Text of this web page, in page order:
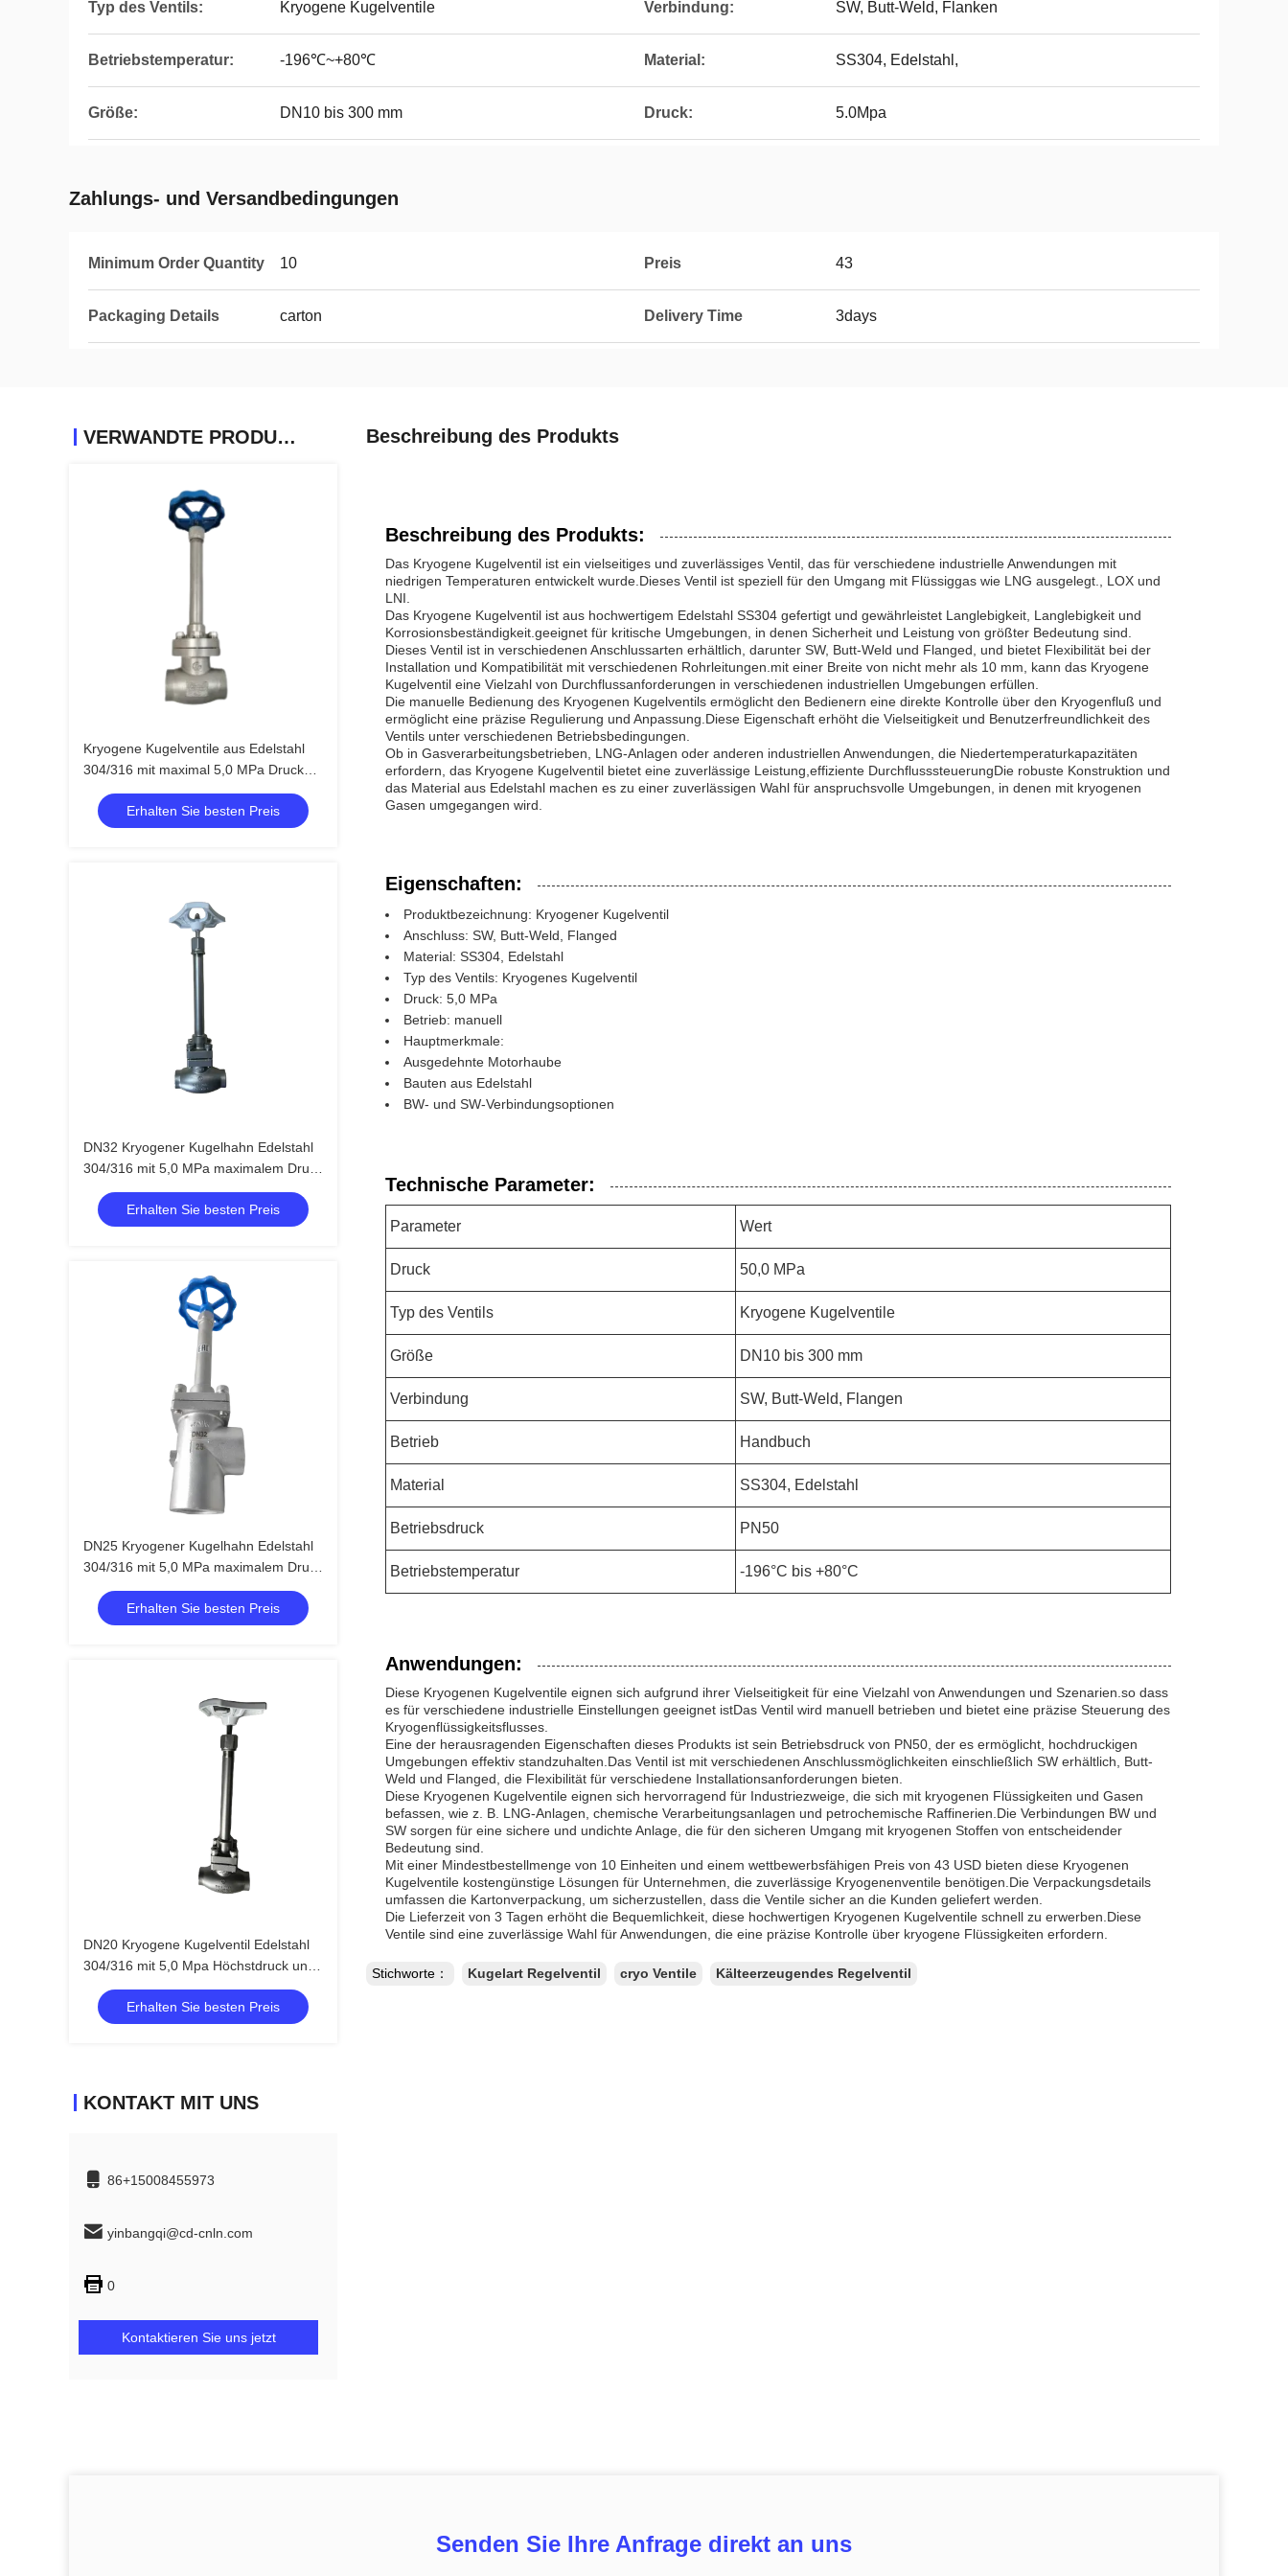
Typ des Ventils: Kryogene Kugelventile Verbindung: SW, Butt-Weld, Flanken
Betriebstemperatur: -196℃~+80℃ Material: SS304, Edelstahl,
Größe: DN10 bis 300 mm Druck: 5.0Mpa
Zahlungs- und Versandbedingungen
Minimum Order Quantity 10 Preis 43
Packaging Details carton Delivery Time 3days
VERWANDTE PRODUKTE
Kryogene Kugelventile aus Edelstahl
304/316 mit maximal 5,0 MPa Druck
und einem Temperaturbereich von
-196 °C bis +80 °C
Erhalten Sie besten Preis
DN32 Kryogener Kugelhahn Edelstahl
304/316 mit 5,0 MPa maximalem Druck
und -196 °C bis +80 °C
Temperaturbereich
Erhalten Sie besten Preis
DN25 Kryogener Kugelhahn Edelstahl
304/316 mit 5,0 MPa maximalem Druck
und -196 °C bis +80 °C
Temperaturbereich
Erhalten Sie besten Preis
DN20 Kryogene Kugelventil Edelstahl
304/316 mit 5,0 Mpa Höchstdruck und
Temperaturbereich von -196 °C bis +80
°C für LNG LOX LIN LAR
Anwendungen
Erhalten Sie besten Preis
KONTAKT MIT UNS
86+15008455973
yinbangqi@cd-cnln.com
0
Kontaktieren Sie uns jetzt
Beschreibung des Produkts
Beschreibung des Produkts:
Das Kryogene Kugelventil ist ein vielseitiges und zuverlässiges Ventil, das für verschiedene industrielle Anwendungen mit
niedrigen Temperaturen entwickelt wurde.Dieses Ventil ist speziell für den Umgang mit Flüssiggas wie LNG ausgelegt., LOX und
LNI.
Das Kryogene Kugelventil ist aus hochwertigem Edelstahl SS304 gefertigt und gewährleistet Langlebigkeit, Langlebigkeit und
Korrosionsbeständigkeit.geeignet für kritische Umgebungen, in denen Sicherheit und Leistung von größter Bedeutung sind.
Dieses Ventil ist in verschiedenen Anschlussarten erhältlich, darunter SW, Butt-Weld und Flanged, und bietet Flexibilität bei der
Installation und Kompatibilität mit verschiedenen Rohrleitungen.mit einer Breite von nicht mehr als 10 mm, kann das Kryogene
Kugelventil eine Vielzahl von Durchflussanforderungen in verschiedenen industriellen Umgebungen erfüllen.
Die manuelle Bedienung des Kryogenen Kugelventils ermöglicht den Bedienern eine direkte Kontrolle über den Kryogenfluß und
ermöglicht eine präzise Regulierung und Anpassung.Diese Eigenschaft erhöht die Vielseitigkeit und Benutzerfreundlichkeit des
Ventils unter verschiedenen Betriebsbedingungen.
Ob in Gasverarbeitungsbetrieben, LNG-Anlagen oder anderen industriellen Anwendungen, die Niedertemperaturkapazitäten
erfordern, das Kryogene Kugelventil bietet eine zuverlässige Leistung,effiziente DurchflusssteuerungDie robuste Konstruktion und
das Material aus Edelstahl machen es zu einer zuverlässigen Wahl für anspruchsvolle Umgebungen, in denen mit kryogenen
Gasen umgegangen wird.
Eigenschaften:
Produktbezeichnung: Kryogener Kugelventil
Anschluss: SW, Butt-Weld, Flanged
Material: SS304, Edelstahl
Typ des Ventils: Kryogenes Kugelventil
Druck: 5,0 MPa
Betrieb: manuell
Hauptmerkmale:
Ausgedehnte Motorhaube
Bauten aus Edelstahl
BW- und SW-Verbindungsoptionen
Technische Parameter:
Parameter Wert
Druck 50,0 MPa
Typ des Ventils Kryogene Kugelventile
Größe DN10 bis 300 mm
Verbindung SW, Butt-Weld, Flangen
Betrieb Handbuch
Material SS304, Edelstahl
Betriebsdruck PN50
Betriebstemperatur -196°C bis +80°C
Anwendungen:
Diese Kryogenen Kugelventile eignen sich aufgrund ihrer Vielseitigkeit für eine Vielzahl von Anwendungen und Szenarien.so dass
es für verschiedene industrielle Einstellungen geeignet istDas Ventil wird manuell betrieben und bietet eine präzise Steuerung des
Kryogenflüssigkeitsflusses.
Eine der herausragenden Eigenschaften dieses Produkts ist sein Betriebsdruck von PN50, der es ermöglicht, hochdruckigen
Umgebungen effektiv standzuhalten.Das Ventil ist mit verschiedenen Anschlussmöglichkeiten einschließlich SW erhältlich, Butt-
Weld und Flanged, die Flexibilität für verschiedene Installationsanforderungen bieten.
Diese Kryogenen Kugelventile eignen sich hervorragend für Industriezweige, die sich mit kryogenen Flüssigkeiten und Gasen
befassen, wie z. B. LNG-Anlagen, chemische Verarbeitungsanlagen und petrochemische Raffinerien.Die Verbindungen BW und
SW sorgen für eine sichere und undichte Anlage, die für den sicheren Umgang mit kryogenen Stoffen von entscheidender
Bedeutung sind.
Mit einer Mindestbestellmenge von 10 Einheiten und einem wettbewerbsfähigen Preis von 43 USD bieten diese Kryogenen
Kugelventile kostengünstige Lösungen für Unternehmen, die zuverlässige Kryogenenventile benötigen.Die Verpackungsdetails
umfassen die Kartonverpackung, um sicherzustellen, dass die Ventile sicher an die Kunden geliefert werden.
Die Lieferzeit von 3 Tagen erhöht die Bequemlichkeit, diese hochwertigen Kryogenen Kugelventile schnell zu erwerben.Diese
Ventile sind eine zuverlässige Wahl für Anwendungen, die eine präzise Kontrolle über kryogene Flüssigkeiten erfordern.
Stichworte： Kugelart Regelventil cryo Ventile Kälteerzeugendes Regelventil
Senden Sie Ihre Anfrage direkt an uns